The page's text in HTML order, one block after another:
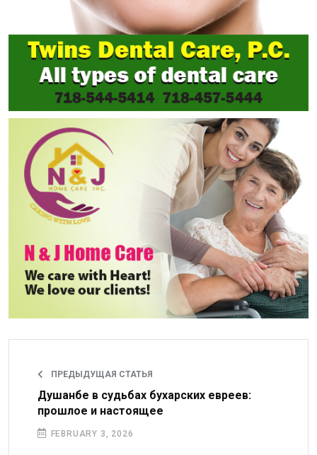
ПРЕДЫДУЩАЯ СТАТЬЯ
Душанбе в судьбах бухарских евреев:
прошлое и настоящее
FEBRUARY 3, 2026